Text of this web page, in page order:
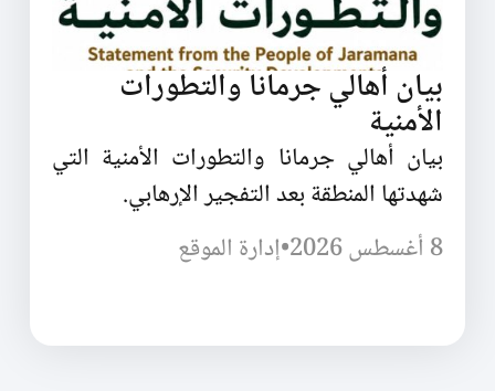
بيان أهالي جرمانا والتطورات
الأمنية
بيان أهالي جرمانا والتطورات الأمنية التي
شهدتها المنطقة بعد التفجير الإرهابي.
8 أغسطس 2026
•إدارة الموقع